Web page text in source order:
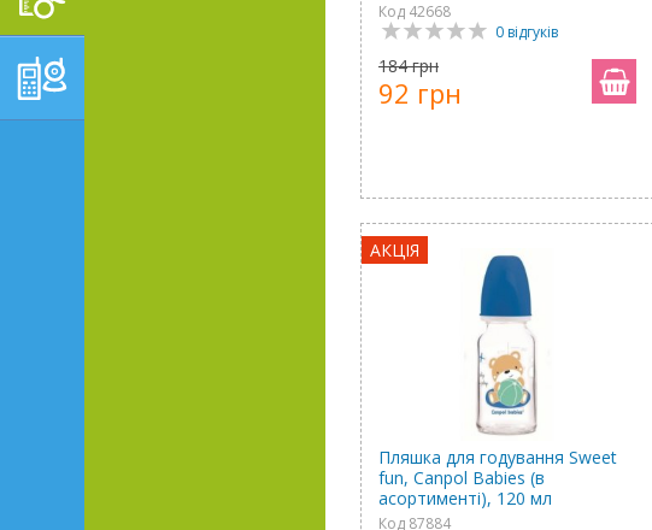
Код 42668
0 відгуків
184 грн
92 грн
АКЦІЯ
Пляшка для годування Sweet
fun, Canpol Babies (в
асортименті), 120 мл
Код 87884